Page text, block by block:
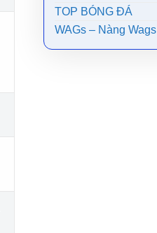
TOP BÓNG ĐÁ
WAGs – Nàng Wags